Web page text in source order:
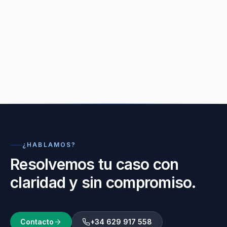
¿HABLAMOS?
Resolvemos tu caso con
claridad y sin compromiso.
Contacto +34 629 917 558